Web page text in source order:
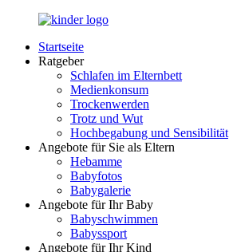
Zurück
Inhalt
LuckyKids.de
Das
Nachwuchs
Startseite
Ratgeber
Schlafen im Elternbett
Medienkonsum
Trockenwerden
Trotz und Wut
Hochbegabung und Sensibilität
Angebote für Sie als Eltern
Hebamme
Babyfotos
Babygalerie
Angebote für Ihr Baby
Babyschwimmen
Babyssport
Angebote für Ihr Kind